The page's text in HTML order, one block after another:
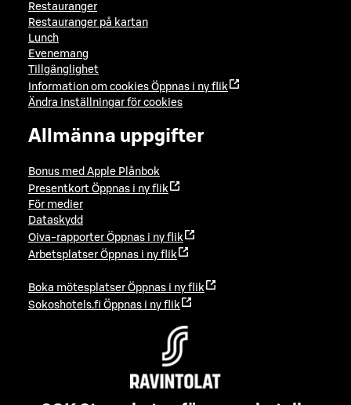
Restauranger
Restauranger på kartan
Lunch
Evenemang
Tillgänglighet
Information om cookies Öppnas i ny flik
Ändra inställningar för cookies
Allmänna uppgifter
Bonus med Apple Plånbok
Presentkort Öppnas i ny flik
För medier
Dataskydd
Oiva-rapporter Öppnas i ny flik
Arbetsplatser Öppnas i ny flik
Boka mötesplatser Öppnas i ny flik
Sokoshotels.fi Öppnas i ny flik